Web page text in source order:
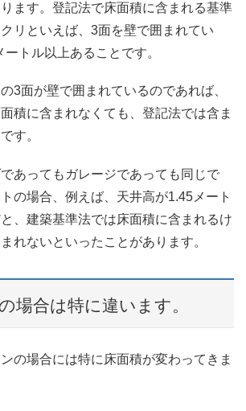
ます。登記法で床面積に含まれる基準
リといえば、3面を壁で囲まれてい
トル以上あることです。
3面が壁で囲まれているのであれば、
積に含まれなくても、登記法では含ま
す。
あってもガレージであっても同じで
の場合、例えば、天井高が1.45メート
、建築基準法では床面積に含まれるけ
れないといったことがあります。
場合は特に違います。
の場合には特に床面積が変わってきま